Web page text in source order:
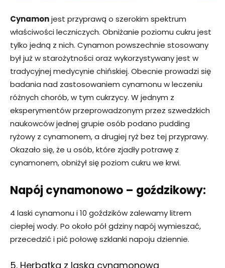
Cynamonjest przyprawą o szerokim spektrum
właściwości leczniczych. Obniżanie poziomu cukru jest
tylko jedną z nich. Cynamon powszechnie stosowany
był już w starożytności oraz wykorzystywany jest w
tradycyjnej medycynie chińskiej. Obecnie prowadzi się
badania nad zastosowaniem cynamonu w leczeniu
różnych chorób, w tym cukrzycy. W jednym z
eksperymentów przeprowadzonym przez szwedzkich
naukowców jednej grupie osób podano pudding
ryżowy z cynamonem, a drugiej ryż bez tej przyprawy.
Okazało się, że u osób, które zjadły potrawę z
cynamonem, obniżył się poziom cukru we krwi.
Napój cynamonowo – goździkowy:
4 laski cynamonu i 10 goździków zalewamy litrem
ciepłej wody. Po około pół gdziny napój wymieszać,
przecedzić i pić połowę szklanki napoju dziennie.
5. Herbatka z laską cynamonową